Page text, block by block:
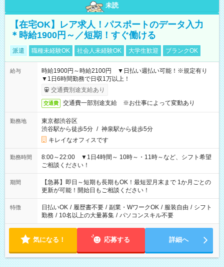
未読
【在宅OK】レア求人！パスポートのデータ入力
＊時給1900円～／短期！すぐ働ける
派遣 職種未経験OK 社会人未経験OK 大学生歓迎 ブランクOK
給与
時給1900円～時給2100円 ▼日払い週払い可能！※規定有り
▼1日6時間勤務で日収1万以上！
交通費別途支給あり
交通費 交通費一部別途支給 ※お仕事によって変動あり
勤務地
東京都渋谷区
渋谷駅から徒歩5分 / 神泉駅から徒歩5分
キレイなオフィスです
勤務時間
8:00～22:00 ▼1日4時間～ 10時～・11時～など、シフト希望
ご相談ください！
期間
【急募】即日～短期も長期もOK！最短翌月末まで 1か月ごとの
更新が可能！開始日もご相談ください！
特徴 日払いOK / 履歴書不要 / 副業・WワークOK / 服装自由 / シフト
勤務 / 10名以上の大量募集 / パソコンスキル不要
気になる！ 応募する 詳細へ